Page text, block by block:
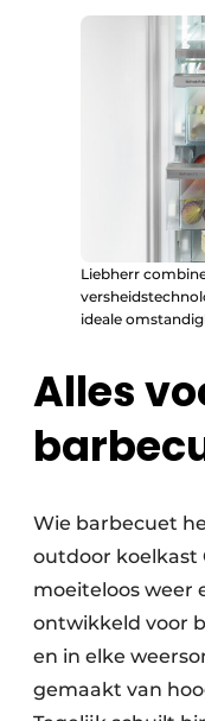
Liebherr
ideale
Alles
Wie barbecuet
outdoor koelkast
moeiteloos weer
ontwikkeld voor
en in elke
gemaakt van